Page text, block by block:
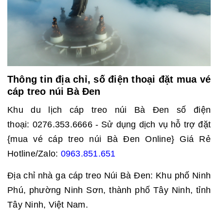
Thông tin địa chỉ, số điện thoại đặt mua vé
cáp treo núi Bà Đen
Khu du lịch cáp treo núi Bà Đen số điện
thoại: 0276.353.6666 - Sử dụng dịch vụ hỗ trợ đặt
{mua vé cáp treo núi Bà Đen Online} Giá Rẻ
Hotline/Zalo: 0963.851.651
Địa chỉ nhà ga cáp treo Núi Bà Đen: Khu phố Ninh
Phú, phường Ninh Sơn, thành phố Tây Ninh, tỉnh
Tây Ninh, Việt Nam.